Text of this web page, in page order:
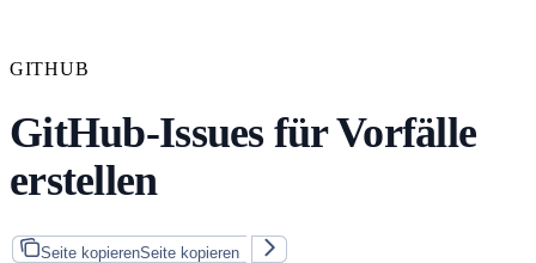
GITHUB
GitHub-Issues für Vorfälle
erstellen
Seite kopierenSeite kopieren